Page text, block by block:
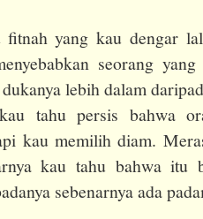
fitnah yang kau dengar
seorang
lebih dalam
tahu persis bahwa
kau memilih diam.
kau tahu bahwa itu
sebenarnya ada